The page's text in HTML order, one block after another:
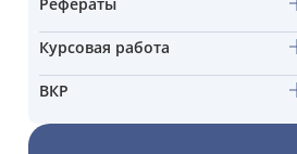
Курсовая работа
ВКР